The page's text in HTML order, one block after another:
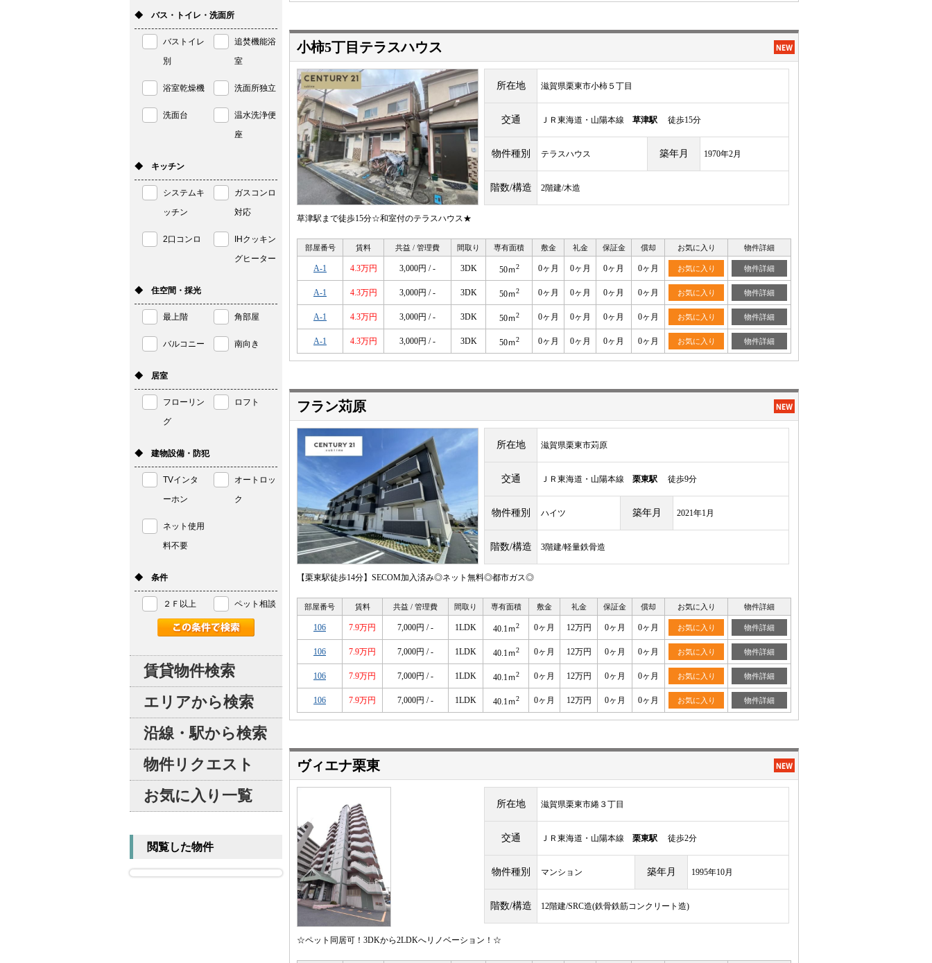
小柿5丁目テラスハウス
所在地 滋賀県栗東市小柿５丁目
交通 ＪＲ東海道・山陽本線 草津駅 徒歩15分
物件種別 テラスハウス 築年月 1970年2月
階数/構造 2階建/木造
草津駅まで徒歩15分☆和室付のテラスハウス★
部屋番号 賃料 共益 / 管理費 間取り 専有面積 敷金 礼金 保証金 償却 お気に入り 物件詳細
A-1 4.3万円 3,000円 / - 3DK 50ｍ2 0ヶ月 0ヶ月 0ヶ月 0ヶ月 お気に入り 物件詳細
A-1 4.3万円 3,000円 / - 3DK 50ｍ2 0ヶ月 0ヶ月 0ヶ月 0ヶ月 お気に入り 物件詳細
A-1 4.3万円 3,000円 / - 3DK 50ｍ2 0ヶ月 0ヶ月 0ヶ月 0ヶ月 お気に入り 物件詳細
A-1 4.3万円 3,000円 / - 3DK 50ｍ2 0ヶ月 0ヶ月 0ヶ月 0ヶ月 お気に入り 物件詳細
フラン苅原
所在地 滋賀県栗東市苅原
交通 ＪＲ東海道・山陽本線 栗東駅 徒歩9分
物件種別 ハイツ 築年月 2021年1月
階数/構造 3階建/軽量鉄骨造
【栗東駅徒歩14分】SECOM加入済み◎ネット無料◎都市ガス◎
部屋番号 賃料 共益 / 管理費 間取り 専有面積 敷金 礼金 保証金 償却 お気に入り 物件詳細
106 7.9万円 7,000円 / - 1LDK 40.1ｍ2 0ヶ月 12万円 0ヶ月 0ヶ月 お気に入り 物件詳細
106 7.9万円 7,000円 / - 1LDK 40.1ｍ2 0ヶ月 12万円 0ヶ月 0ヶ月 お気に入り 物件詳細
106 7.9万円 7,000円 / - 1LDK 40.1ｍ2 0ヶ月 12万円 0ヶ月 0ヶ月 お気に入り 物件詳細
106 7.9万円 7,000円 / - 1LDK 40.1ｍ2 0ヶ月 12万円 0ヶ月 0ヶ月 お気に入り 物件詳細
ヴィエナ栗東
所在地 滋賀県栗東市綣３丁目
交通 ＪＲ東海道・山陽本線 栗東駅 徒歩2分
物件種別 マンション 築年月 1995年10月
階数/構造 12階建/SRC造(鉄骨鉄筋コンクリート造)
☆ペット同居可！3DKから2LDKへリノベーション！☆
◆ バス・トイレ・洗面所
バストイレ
別
追焚機能浴
室
浴室乾燥機 洗面所独立
洗面台
温水洗浄便
座
◆ キッチン
システムキ
ッチン
ガスコンロ
対応
2口コンロ
IHクッキン
グヒーター
◆ 住空間・採光
最上階 角部屋
バルコニー 南向き
◆ 居室
フローリン
グ
ロフト
◆ 建物設備・防犯
TVインタ
ーホン
オートロッ
ク
ネット使用
料不要
◆ 条件
２Ｆ以上 ペット相談
賃貸物件検索
エリアから検索
沿線・駅から検索
物件リクエスト
お気に入り一覧
閲覧した物件